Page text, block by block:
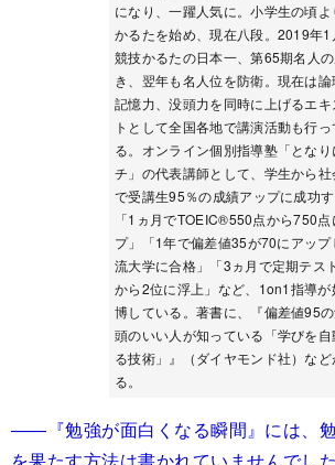
になり、一躍人気に。小学生の頃
かるたを始め、現在八段。2019年1
競技かるたの日本一、第65期名人
き、翌年も名人位を防衛。現在は論
記憶力、没頭力を同時に上げるエキ
トとして全国各地で講演活動も行っ
る。オンライン個別指導塾「となり
チ」の代表講師として、学生から社
で受講生95％の成績アップに成功す
「1ヵ月でTOEIC®550点から750点
プ」「1年で偏差値35が70にアップ
流大学に合格」「3ヵ月で定期テス
から2位に浮上」など、1on1指導が
博している。著書に、『偏差値95
頭のいい人が知っている「学びを
る技術」』（ダイヤモンド社）など
る。
―― 『勉強が面白くなる瞬間』 には、